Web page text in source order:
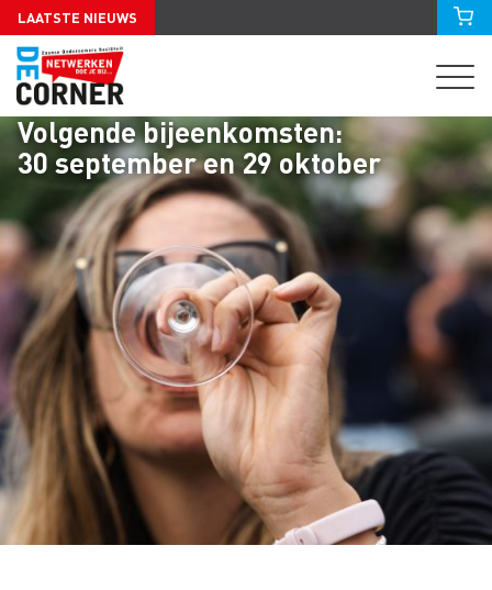
LAATSTE NIEUWS
Volgende bijeenkomsten:
30 september en 29 oktober